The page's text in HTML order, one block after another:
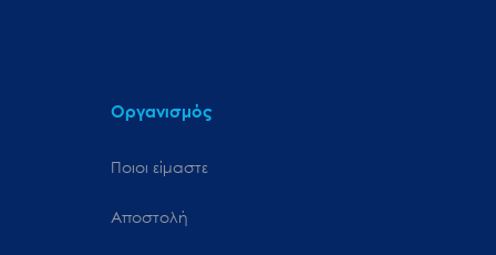
Οργανισμός
Ποιοι είμαστε
Αποστολή